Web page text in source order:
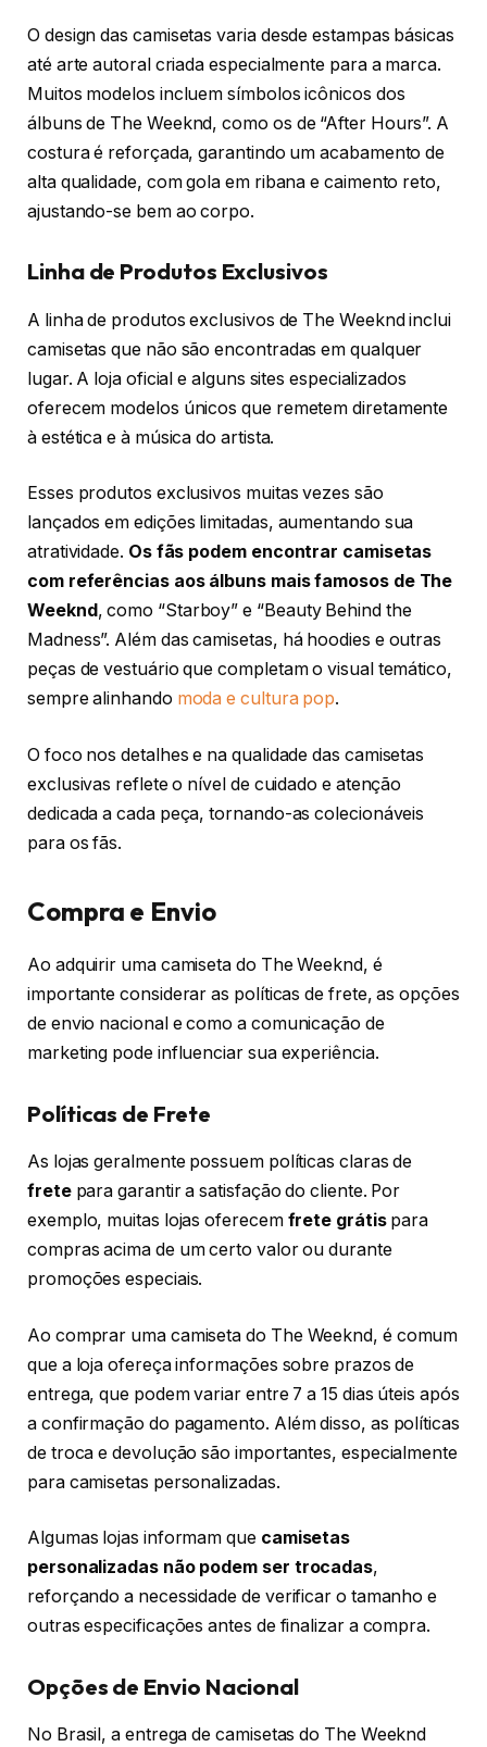
O design das camisetas varia desde estampas básicas
até arte autoral criada especialmente para a marca.
Muitos modelos incluem símbolos icônicos dos
álbuns de The Weeknd, como os de “After Hours”. A
costura é reforçada, garantindo um acabamento de
alta qualidade, com gola em ribana e caimento reto,
ajustando-se bem ao corpo.
Linha de Produtos Exclusivos
A linha de produtos exclusivos de The Weeknd inclui
camisetas que não são encontradas em qualquer
lugar. A loja oficial e alguns sites especializados
oferecem modelos únicos que remetem diretamente
à estética e à música do artista.
Esses produtos exclusivos muitas vezes são
lançados em edições limitadas, aumentando sua
atratividade. Os fãs podem encontrar camisetas
com referências aos álbuns mais famosos de The
Weeknd , como “Starboy” e “Beauty Behind the
Madness”. Além das camisetas, há hoodies e outras
peças de vestuário que completam o visual temático,
sempre alinhando moda e cultura pop.
O foco nos detalhes e na qualidade das camisetas
exclusivas reflete o nível de cuidado e atenção
dedicada a cada peça, tornando-as colecionáveis
para os fãs.
Compra e Envio
Ao adquirir uma camiseta do The Weeknd, é
importante considerar as políticas de frete, as opções
de envio nacional e como a comunicação de
marketing pode influenciar sua experiência.
Políticas de Frete
As lojas geralmente possuem políticas claras de
fretepara garantir a satisfação do cliente. Por
exemplo, muitas lojas oferecem frete grátispara
compras acima de um certo valor ou durante
promoções especiais.
Ao comprar uma camiseta do The Weeknd, é comum
que a loja ofereça informações sobre prazos de
entrega, que podem variar entre 7 a 15 dias úteis após
a confirmação do pagamento. Além disso, as políticas
de troca e devolução são importantes, especialmente
para camisetas personalizadas.
Algumas lojas informam que camisetas
personalizadas não podem ser trocadas,
reforçando a necessidade de verificar o tamanho e
outras especificações antes de finalizar a compra.
Opções de Envio Nacional
No Brasil, a entrega de camisetas do The Weeknd